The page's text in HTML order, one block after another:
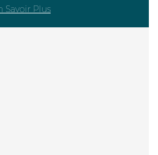
Savoir Plus